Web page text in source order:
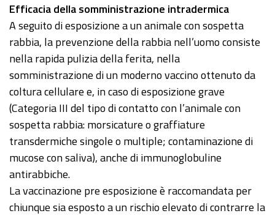
Efficacia della somministrazione intradermica
A seguito di esposizione a un animale con sospetta
rabbia, la prevenzione della rabbia nell’uomo consiste
nella rapida pulizia della ferita, nella
somministrazione di un moderno vaccino ottenuto da
coltura cellulare e, in caso di esposizione grave
(Categoria III del tipo di contatto con l’animale con
sospetta rabbia: morsicature o graffiature
transdermiche singole o multiple; contaminazione di
mucose con saliva), anche di immunoglobuline
antirabbiche.
La vaccinazione pre esposizione è raccomandata per
chiunque sia esposto a un rischio elevato di contrarre la